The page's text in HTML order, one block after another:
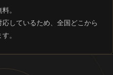
。
しているため、全国どこから
。